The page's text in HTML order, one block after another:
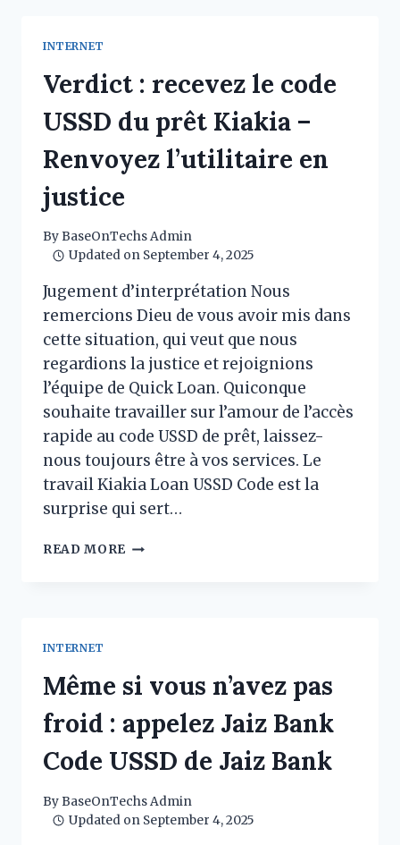
ET
CONDITIONS
D’UTILISATION
INTERNET
Verdict : recevez le code
USSD du prêt Kiakia –
Renvoyez l’utilitaire en
justice
ByBaseOnTechs Admin
Updated on September 4, 2025
Jugement d’interprétation Nous
remercions Dieu de vous avoir mis dans
cette situation, qui veut que nous
regardions la justice et rejoignions
l’équipe de Quick Loan. Quiconque
souhaite travailler sur l’amour de l’accès
rapide au code USSD de prêt, laissez-
nous toujours être à vos services. Le
travail Kiakia Loan USSD Code est la
surprise qui sert…
READ MORE VERDICT :
KIAKIA
–
RENVOYEZ
L’UTILITAIRE
EN
JUSTICE
INTERNET
Même si vous n’avez pas
froid : appelez Jaiz Bank
Code USSD de Jaiz Bank
ByBaseOnTechs Admin
Updated on September 4, 2025